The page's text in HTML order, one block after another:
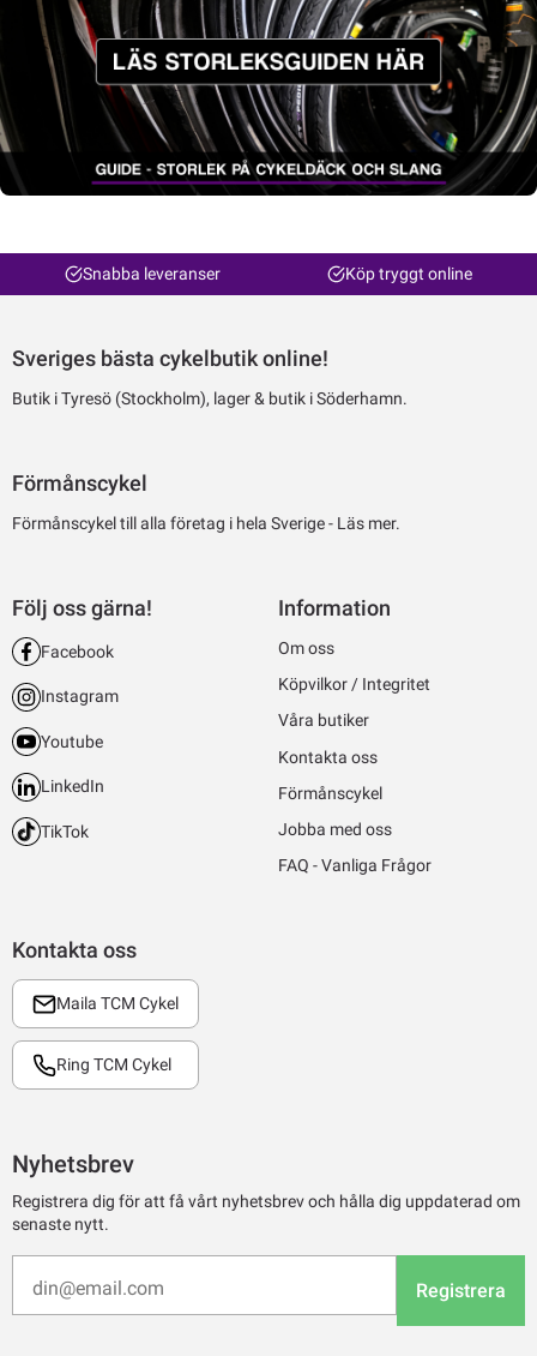
Snabba leveranser Köp tryggt online
Sveriges bästa cykelbutik online!
Butik i Tyresö (Stockholm), lager & butik i Söderhamn.
Förmånscykel
Förmånscykel till alla företag i hela Sverige - Läs mer.
Kontakta oss
Maila TCM Cykel
Ring TCM Cykel
Följ oss gärna!
Facebook
Instagram
Youtube
LinkedIn
TikTok
Information
Om oss
Köpvilkor / Integritet
Våra butiker
Kontakta oss
Förmånscykel
Jobba med oss
FAQ - Vanliga Frågor
Nyhetsbrev
Registrera dig för att få vårt nyhetsbrev och hålla dig uppdaterad om
senaste nytt.
Registrera